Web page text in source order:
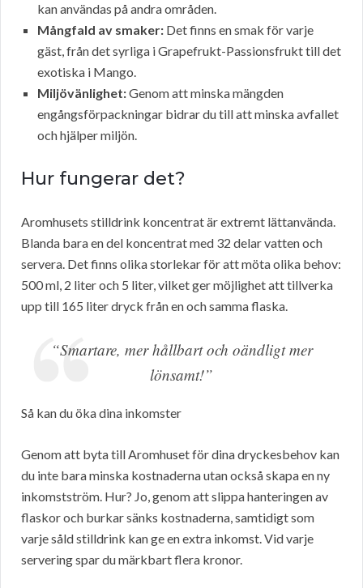
kan användas på andra områden.
Mångfald av smaker: Det finns en smak för varje
gäst, från det syrliga i Grapefrukt-Passionsfrukt till det
exotiska i Mango.
Miljövänlighet:Genom att minska mängden
engångsförpackningar bidrar du till att minska avfallet
och hjälper miljön.
Hur fungerar det?
Aromhusets stilldrink koncentrat är extremt lättanvända.
Blanda bara en del koncentrat med 32 delar vatten och
servera. Det finns olika storlekar för att möta olika behov:
500 ml, 2 liter och 5 liter, vilket ger möjlighet att tillverka
upp till 165 liter dryck från en och samma flaska.
“Smartare, mer hållbart och oändligt mer
lönsamt!”
Så kan du öka dina inkomster
Genom att byta till Aromhuset för dina dryckesbehov kan
du inte bara minska kostnaderna utan också skapa en ny
inkomstström. Hur? Jo, genom att slippa hanteringen av
flaskor och burkar sänks kostnaderna, samtidigt som
varje såld stilldrink kan ge en extra inkomst. Vid varje
servering spar du märkbart flera kronor.